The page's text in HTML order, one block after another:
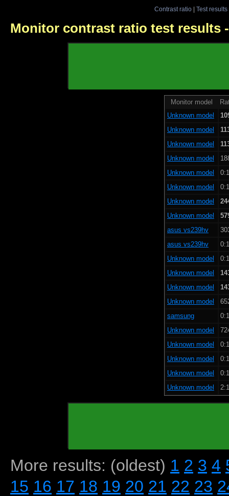
Contrast ratio| Test results
Monitor contrast ratio test results
Monitor model
Unknown model
Unknown model
Unknown model
Unknown model
Unknown model
Unknown model
Unknown model
Unknown model
asus vs239hv
asus vs239hv
Unknown model
Unknown model
Unknown model
Unknown model
samsung
Unknown model
Unknown model
Unknown model
Unknown model
Unknown model
More results: (oldest) 1 2 3 4
15 16 17 18 19 20 21 22 23